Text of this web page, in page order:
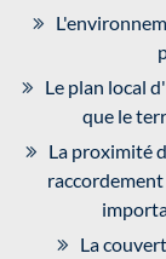
Le plan local
que le
La proximité
La